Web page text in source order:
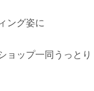
ング姿に
ョップ一同うっとり